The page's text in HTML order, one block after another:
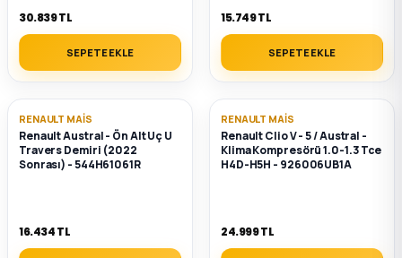
30.839 TL
SEPETE EKLE
15.749 TL
SEPETE EKLE
RENAULT MAIS
Renault Austral - Ön Alt Uç U
Travers Demiri (2022
Sonrası) - 544H61061R
16.434 TL
RENAULT MAIS
Renault Clio V - 5 / Austral -
Klima Kompresörü 1.0-1.3 Tce
H4D-H5H - 926006UB1A
24.999 TL